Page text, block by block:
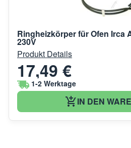
Ringheizkörper für Ofen Irca
230V
Produkt Details
17,49 €
1-2 Werktage
IN DEN